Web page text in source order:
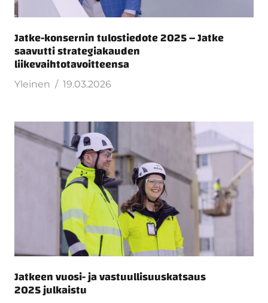
Jatke-konsernin tulostiedote 2025 – Jatke
saavutti strategiakauden
liikevaihtotavoitteensa
Yleinen 19.03.2026
Jatkeen vuosi- ja vastuullisuuskatsaus
2025 julkaistu